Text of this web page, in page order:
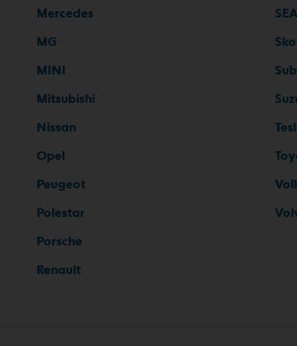
Mercedes
MG
MINI
Mitsubishi
Nissan
Opel
Peugeot
Polestar
Porsche
Renault